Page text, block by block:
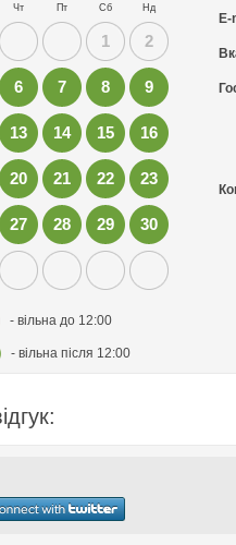
Чт Пт Сб Нд
1 2
6 7 8 9
13 14 15 16
20 21 22 23
27 28 29 30
- вільна до 12:00
- вільна після 12:00
E-